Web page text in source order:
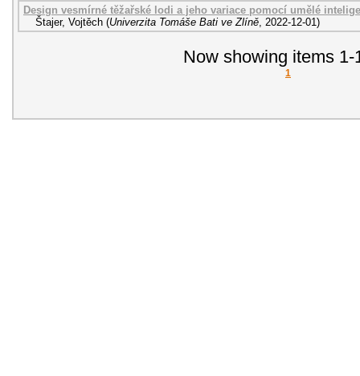
Design vesmírné těžařské lodi a jeho variace pomocí umělé
Štajer, Vojtěch (Univerzita Tomáše Bati ve Zlíně, 2022-12-01)
Now showing items 1-
1